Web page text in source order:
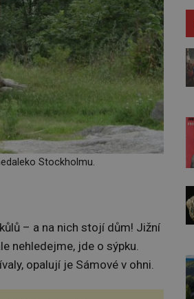
Stockholmu.
– a na nich stojí dům! Jižní
nehledejme, jde o sýpku.
opalují je Sámové v ohni.